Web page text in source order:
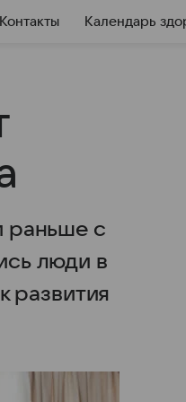
Контакты Календарь
раньше с
люди в
развития